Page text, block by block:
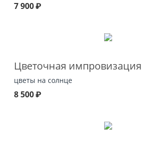
7 900₽
Цветочная импровизация
цветы на солнце
8 500₽